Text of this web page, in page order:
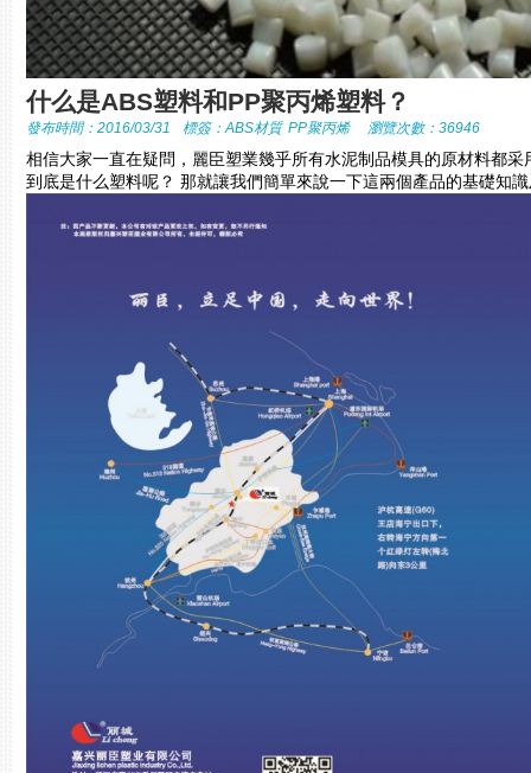
什么是ABS塑料和PP聚丙烯塑料？
發布時間：2016/03/31 標簽：ABS材質 PP聚丙烯 瀏覽次數：36946
相信大家一直在疑問，麗臣塑業幾乎所有水泥制品模具的原材料都
到底是什么塑料呢？ 那就讓我們簡單來說一下這兩個產品的基礎知